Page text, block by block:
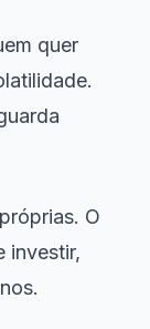
quer
O
investir,